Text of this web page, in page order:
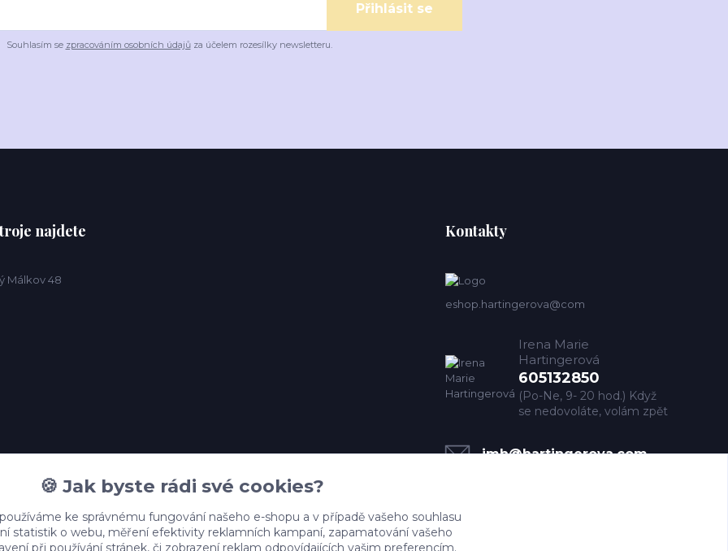
Přihlásit se
Souhlasím se zpracováním osobních údajůza účelem rozesílky newsletteru.
najdete
Málkov 48
Kontakty
eshop.hartingerova@com
Irena Marie
Hartingerová
605132850
(Po-Ne, 9- 20 hod.) Když
se nedovoláte, volám zpět
imh@hartingerova.com
🍪 Jak byste rádi své cookies?
ke správnému fungování našeho e-shopu a v případě vašeho souhlasu
statistik o webu, měření efektivity reklamních kampaní, zapamatování vašeho
při používání stránek, či zobrazení reklam odpovídajících vašim preferencím.